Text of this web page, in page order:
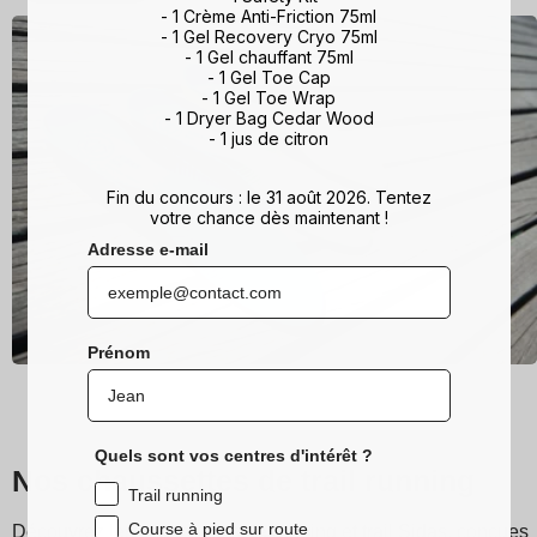
Nos chaussettes de trail running
Découvrez les chaussettes de running et trail Sidas, conçues
- 1 Crème Anti-Friction 75ml
- 1 Gel Recovery Cryo 75ml
- 1 Gel chauffant 75ml
- 1 Gel Toe Cap
- 1 Gel Toe Wrap
- 1 Dryer Bag Cedar Wood
- 1 jus de citron
Fin du concours : le 31 août 2026. Tentez
votre chance dès maintenant !
Adresse e-mail
Prénom
Quels sont vos centres d'intérêt ?
Trail running
Course à pied sur route